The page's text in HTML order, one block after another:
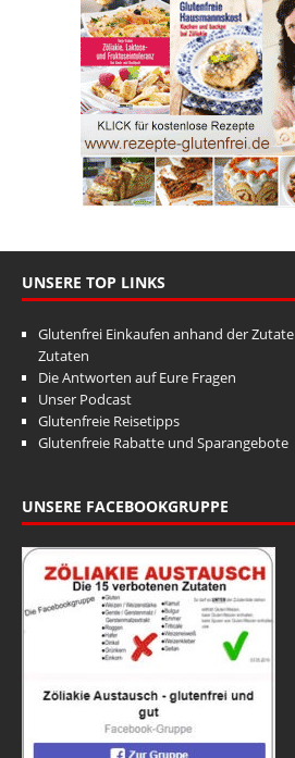
UNSERE TOP LINKS
Glutenfrei Einkaufen anhand der
Zutaten
Die Antworten auf Eure Fragen
Unser Podcast
Glutenfreie Reisetipps
Glutenfreie Rabatte und Sparangebote
UNSERE FACEBOOKGRUPPE